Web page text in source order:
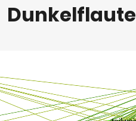
Dunkelflaute